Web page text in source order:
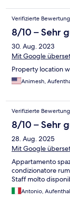
Verifizierte Bewertung
8/10 – Sehr
30. Aug. 2023
Mit Google
Property location
Animesh,
Verifizierte Bewertung
8/10 – Sehr
28. Aug. 2025
Mit Google
Appartamento
condizionatore
Staff molto
Antonio,